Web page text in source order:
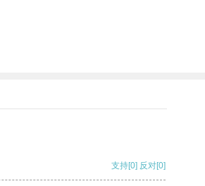
支持[0] 反对[0]